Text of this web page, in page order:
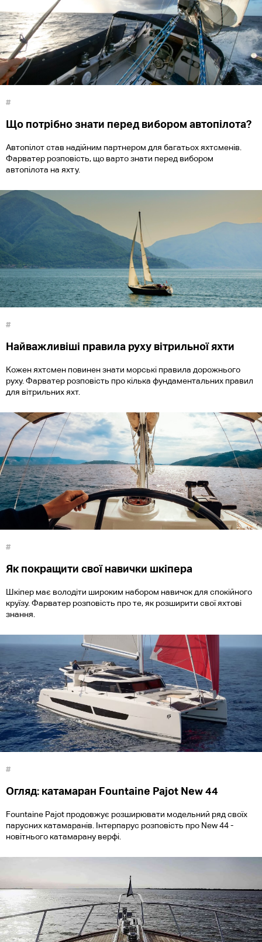
#
Що потрібно знати перед вибором автопілота?
Автопілот став надійним партнером для багатьох яхтсменів.
Фарватер розповість, що варто знати перед вибором
автопілота на яхту.
#
Найважливіші правила руху вітрильної яхти
Кожен яхтсмен повинен знати морські правила дорожнього
руху. Фарватер розповість про кілька фундаментальних правил
для вітрильних яхт.
#
Як покращити свої навички шкіпера
Шкіпер має володіти широким набором навичок для спокійного
круїзу. Фарватер розповість про те, як розширити свої яхтові
знання.
#
Огляд: катамаран Fountaine Pajot New 44
Fountaine Pajot продовжує розширювати модельний ряд своїх
парусних катамаранів. Інтерпарус розповість про New 44 -
новітнього катамарану верфі.